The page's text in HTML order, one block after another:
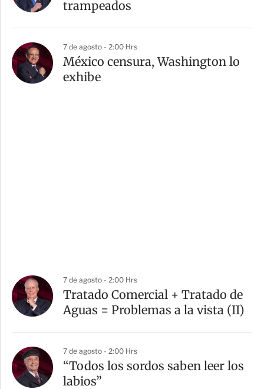
trampeados
7 de agosto - 2:00 Hrs
México censura, Washington lo
exhibe
7 de agosto - 2:00 Hrs
Tratado Comercial + Tratado de
Aguas = Problemas a la vista (II)
7 de agosto - 2:00 Hrs
“Todos los sordos saben leer los
labios”